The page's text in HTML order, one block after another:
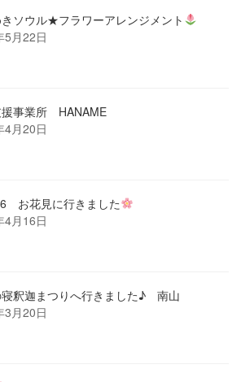
きソウル★フラワーアレンジメント
5月22日
援事業所 HANAME
4月20日
お花見に行きました
4月16日
釈迦まつりへ行きました♪ 南山
3月20日